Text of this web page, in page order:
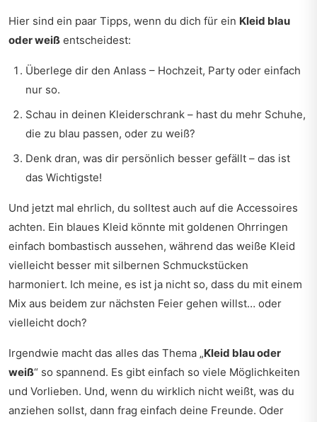
Hier sind ein paar Tipps, wenn du dich für ein Kleid blau
oder weiß entscheidest:
Überlege dir den Anlass – Hochzeit, Party oder einfach
nur so.
Schau in deinen Kleiderschrank – hast du mehr Schuhe,
die zu blau passen, oder zu weiß?
Denk dran, was dir persönlich besser gefällt – das ist
das Wichtigste!
Und jetzt mal ehrlich, du solltest auch auf die Accessoires
achten. Ein blaues Kleid könnte mit goldenen Ohrringen
einfach bombastisch aussehen, während das weiße Kleid
vielleicht besser mit silbernen Schmuckstücken
harmoniert. Ich meine, es ist ja nicht so, dass du mit einem
Mix aus beidem zur nächsten Feier gehen willst… oder
vielleicht doch?
Irgendwie macht das alles das Thema „Kleid blau oder
weiß“ so spannend. Es gibt einfach so viele Möglichkeiten
und Vorlieben. Und, wenn du wirklich nicht weißt, was du
anziehen sollst, dann frag einfach deine Freunde. Oder